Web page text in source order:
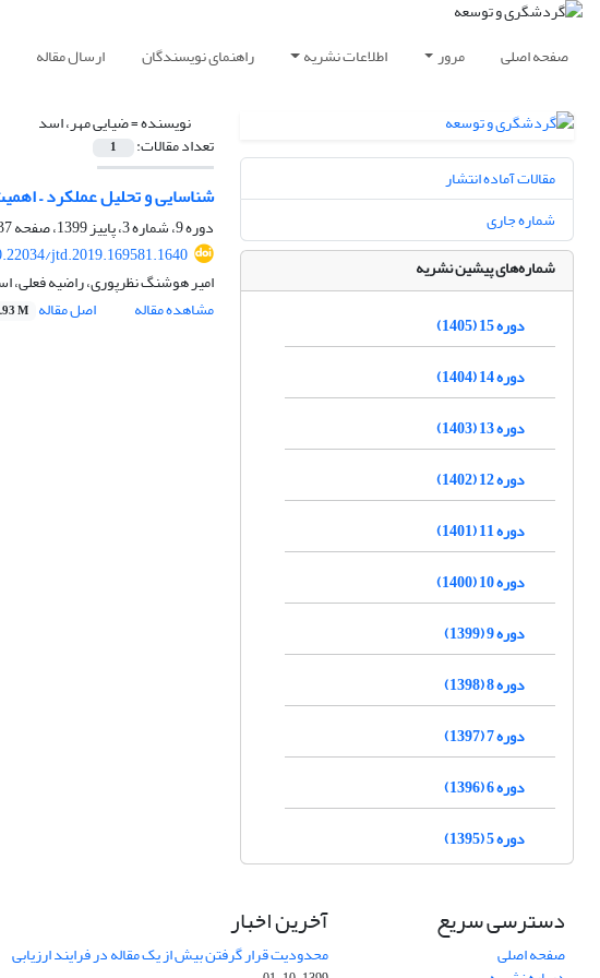
صفحه اصلی مرور اطلاعات نشریه راهنمای نویسندگان ارسال مقاله
نویسنده =ضیایی مهر، اسد
تعداد مقالات: 1
شناسایی و تحلیل عملکرد –
دوره 9، شماره 3، پاییز 1399، صفحه
jtd.2019.169581.1640
امیر هوشنگ نظرپوری، راضیه فعلی،
مشاهده مقاله
اصل مقاله M
مقالات آماده انتشار
شماره جاری
شماره‌های پیشین نشریه
دوره 15 (1405)
دوره 14 (1404)
دوره 13 (1403)
دوره 12 (1402)
دوره 11 (1401)
دوره 10 (1400)
دوره 9 (1399)
دوره 8 (1398)
دوره 7 (1397)
دوره 6 (1396)
دوره 5 (1395)
دسترسی سریع
صفحه اصلی
آخرین اخبار
محدودیت قرار گرفتن بیش از یک مقاله در فرایند ارزیابی